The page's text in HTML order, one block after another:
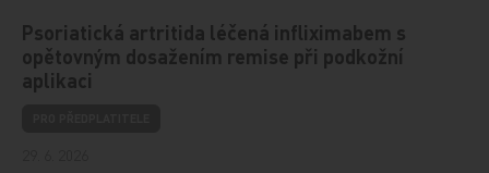
Psoriatická artritida léčená infliximabem s
opětovným dosažením remise při podkožní
aplikaci